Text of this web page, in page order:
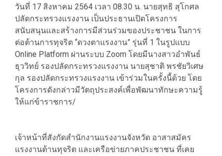
วันที่ 17 สิงหาคม 2564 เวลา 08.30 น. นายสุทธิ สุโกศล
ปลัดกระทรวงแรงงาน เป็นประธานเปิดโครงการ
สนับสนุนและสร้างการมีส่วนร่วมของประชาชน ในการ
ต่อต้านการทุจริต “ดวงตาแรงงาน” รุ่นที่ 1 ในรูปแบบ
Online Platform ผ่านระบบ Zoom โดยมีนางสาวอำพันธ์
ธุววิทย์ รองปลัดกระทรวงแรงงาน นายสุชาติ พรชัยวิเศษ
กุล รองปลัดกระทรวงแรงงาน เข้าร่วมในครั้งนี้ด้วย โดย
โครงการดังกล่าวมีวัตถุประสงค์เพื่อพัฒนาทักษะความรู้
ให้แก่ข้าราชการ/
เจ้าหน้าที่สังกัดสำนักงานแรงงานจังหวัด อาสาสมัคร
แรงงานต้านทุจริต และเครือข่ายภาคประชาชน ที่เคย